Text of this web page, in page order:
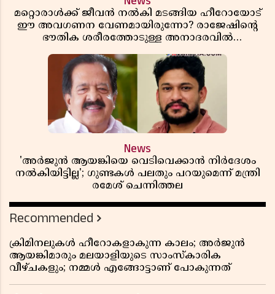
മറ്റൊരാൾക്ക് ജീവൻ നൽകി മടങ്ങിയ ഹീറോയോട്
ഈ അവഗണന വേണമായിരുന്നോ? രാജേഷിൻ്റെ
ഭൗതിക ശരീരത്തോടുള്ള അനാദരവിൽ
News
'അർജുൻ ആയങ്കിയെ വെടിവെക്കാൻ നിർദേശം
നൽകിയിട്ടില്ല'; ഗുണ്ടകൾ പലതും പറയുമെന്ന് മന്ത്രി
രമേശ് ചെന്നിത്തല
Recommended
ക്രിമിനലുകൾ ഹീറോകളാകുന്ന കാലം; അർജുൻ
ആയങ്കിമാരും മലയാളിയുടെ സാംസ്കാരിക
വീഴ്ചകളും; നമ്മൾ എങ്ങോട്ടാണ് പോകുന്നത്